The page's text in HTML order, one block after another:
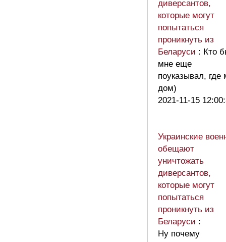
диверсантов,
которые могут
попытаться
проникнуть из
Беларуси : Кто
мне еще
поуказывал, где
дом)
2021-11-15
Украинские
обещают
уничтожать
диверсантов,
которые могут
попытаться
проникнуть из
Беларуси :
Ну почему